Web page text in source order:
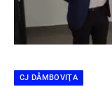
CJ DÂMBOVIŢA